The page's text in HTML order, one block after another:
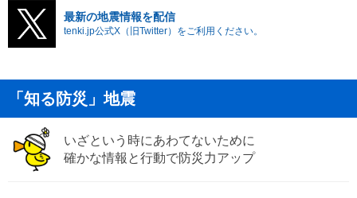
最新の地震情報を配信
tenki.jp公式X（旧Twitter）をご利用ください。
「知る防災」地震
いざという時にあわてないために
確かな情報と行動で防災力アップ